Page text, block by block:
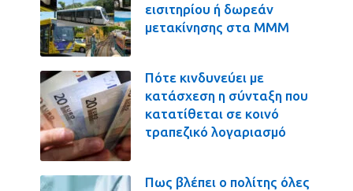
εισιτηρίου ή δωρεάν
μετακίνησης στα ΜΜΜ
Πότε κινδυνεύει με
κατάσχεση η σύνταξη που
κατατίθεται σε κοινό
τραπεζικό λογαριασμό
Πως βλέπει ο πολίτης όλες